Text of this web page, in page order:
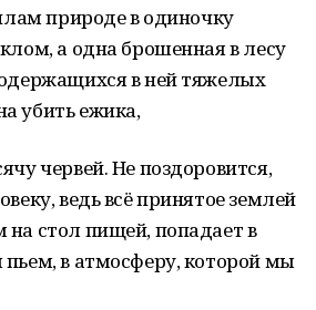
природе в одиночку
а одна брошенная в лесу
в ней тяжелых
убить ежика,
червей. Не поздоровится,
ведь всё принятое землей
на стол пищей, попадает в
в атмосферу, которой мы